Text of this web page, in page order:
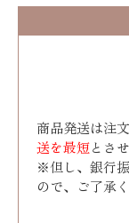
商品発送は注
送を最短とさ
※但し、銀行
ので、ご了承